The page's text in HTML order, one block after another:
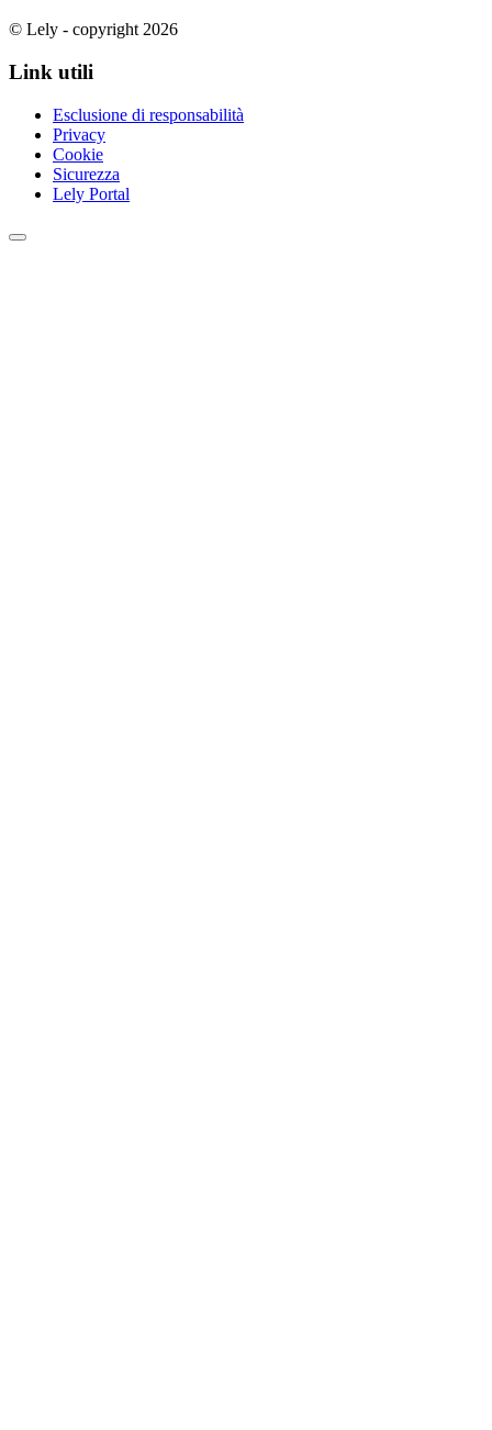
© Lely - copyright 2026
Link utili
Esclusione di responsabilità
Privacy
Cookie
Sicurezza
Lely Portal